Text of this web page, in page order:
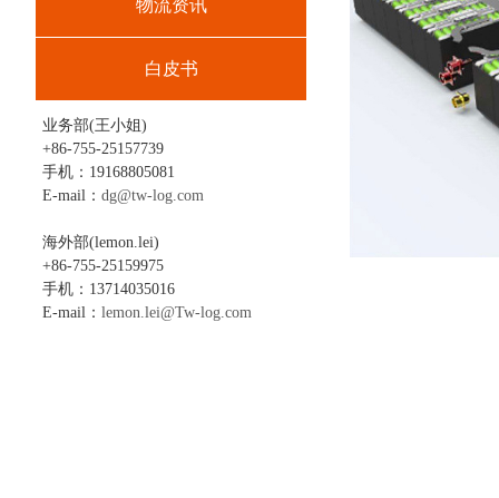
物流资讯
白皮书
业务部(王小姐)
+86-755-25157739
手机：19168805081
E-mail：dg@tw-log.com
海外部(lemon.lei)
+86-755-25159975
手机：13714035016
E-mail：lemon.lei@Tw-log.com